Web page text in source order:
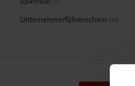
Unternehmerführerschein 14